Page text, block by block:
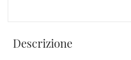
Descrizione